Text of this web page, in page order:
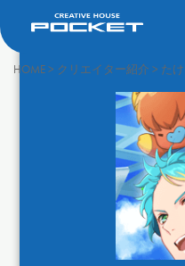
HOME> クリエイター紹介 > た